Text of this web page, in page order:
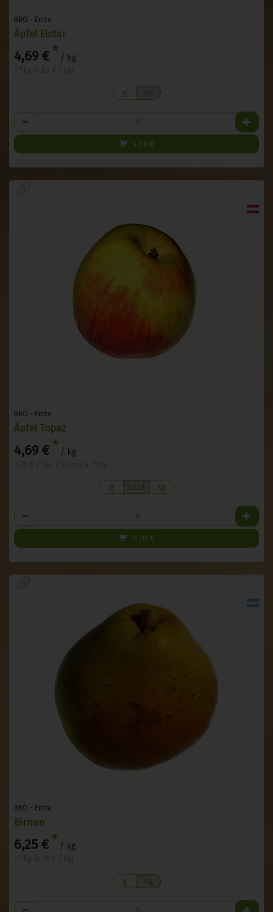
BBÖ - Ernte
Äpfel Elstar
4,69 € * / kg
g Kg
Anzahl
4,69 €
BBÖ - Ernte
Äpfel Topaz
4,69 € * / kg
g Stück Kg
Anzahl
0,70 €
BBÖ - Ernte
Birnen
6,25 € * / kg
g Kg
Anzahl